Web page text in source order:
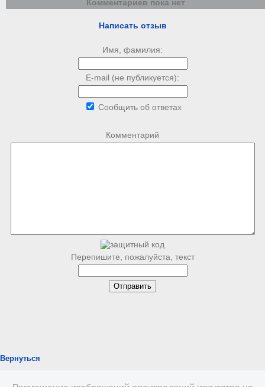
Комментариев пока нет
Написать отзыв
Имя, фамилия:
E-mail (не публикуется):
Сообщить об ответах
Комментарий
Перепишите, пожалуйста, текст
Вернуться